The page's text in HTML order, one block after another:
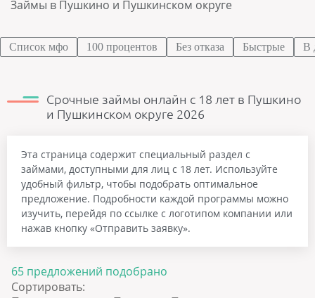
Займы в Пушкино и Пушкинском округе
Список мфо 100 процентов Без отказа Быстрые В
Срочные займы онлайн с 18 лет в Пушкино
и Пушкинском округе 2026
Эта страница содержит специальный раздел с
займами, доступными для лиц с 18 лет. Используйте
удобный фильтр, чтобы подобрать оптимальное
предложение. Подробности каждой программы можно
изучить, перейдя по ссылке с логотипом компании или
нажав кнопку «Отправить заявку».
65 предложений подобрано
Сортировать: